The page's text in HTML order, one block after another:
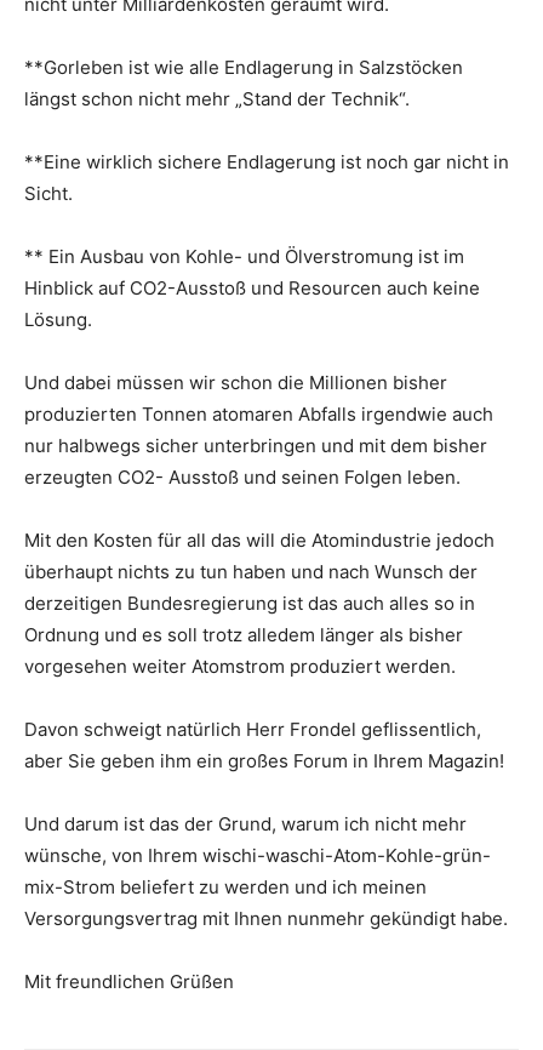
**Gorleben ist wie alle Endlagerung in Salzstöcken
längst schon nicht mehr „Stand der Technik“.
**Eine wirklich sichere Endlagerung ist noch gar nicht in
Sicht.
** Ein Ausbau von Kohle- und Ölverstromung ist im
Hinblick auf CO2-Ausstoß und Resourcen auch keine
Lösung.
Und dabei müssen wir schon die Millionen bisher
produzierten Tonnen atomaren Abfalls irgendwie auch
nur halbwegs sicher unterbringen und mit dem bisher
erzeugten CO2- Ausstoß und seinen Folgen leben.
Mit den Kosten für all das will die Atomindustrie jedoch
überhaupt nichts zu tun haben und nach Wunsch der
derzeitigen Bundesregierung ist das auch alles so in
Ordnung und es soll trotz alledem länger als bisher
vorgesehen weiter Atomstrom produziert werden.
Davon schweigt natürlich Herr Frondel geflissentlich,
aber Sie geben ihm ein großes Forum in Ihrem Magazin!
Und darum ist das der Grund, warum ich nicht mehr
wünsche, von Ihrem wischi-waschi-Atom-Kohle-grün-
mix-Strom beliefert zu werden und ich meinen
Versorgungsvertrag mit Ihnen nunmehr gekündigt habe.
Mit freundlichen Grüßen